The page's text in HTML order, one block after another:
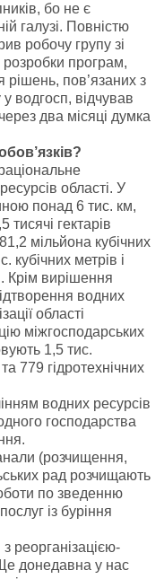
бо не є
галузі. Повністю
робочу групу зі
розробки програм,
пов’язаних з
водгосп, відчував
два місяці думка
області. У
понад 6 тис. км,
гектарів
мільйона кубічних
кубічних метрів і
Крім вирішення
водних
області
міжгосподарських
1,5 тис.
779 гідротехнічних
водних ресурсів
господарства
(розчищення,
рад розчищають
по зведенню
із буріння
реорганізацією-
донедавна у нас